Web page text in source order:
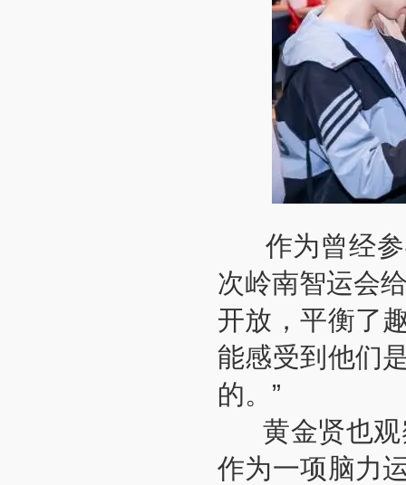
作为曾经参
次岭南智运会
开放，平衡了
能感受到他们
的。”
黄金贤也观
作为一项脑力